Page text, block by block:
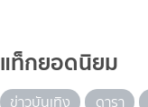
แท็กยอดนิยม
ข่าวบันเทิง ดารา